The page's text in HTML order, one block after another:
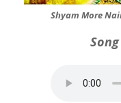
Shyam More